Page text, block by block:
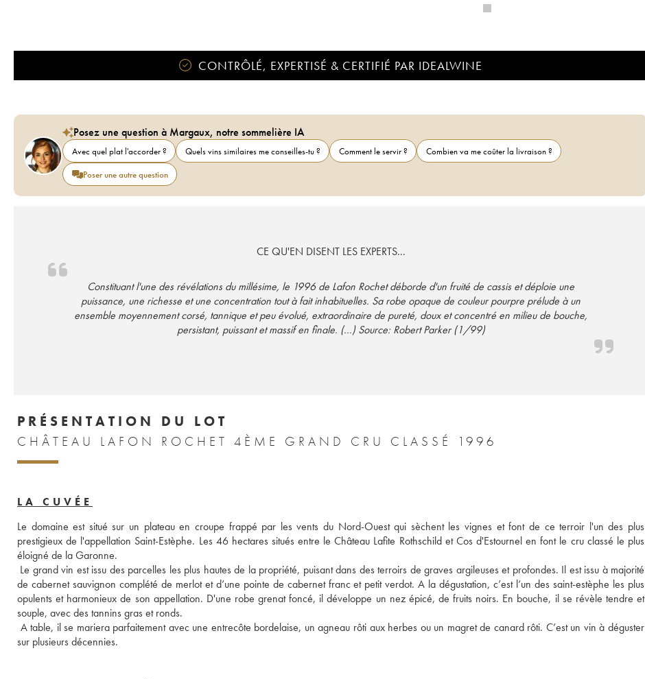
CONTRÔLÉ, EXPERTISÉ & CERTIFIÉ PAR IDEALWINE
Posez une question à Margaux, notre sommelière IA
Avec quel plat l'accorder ? Quels vins similaires me conseilles-tu ? Comment le servir ?
Combien va me coûter la livraison ?
Poser une autre question
CE QU'EN DISENT LES EXPERTS...
Constituant l'une des révélations du millésime, le 1996 de Lafon Rochet déborde d'un fruité de cassis et déploie une
puissance, une richesse et une concentration tout à fait inhabituelles. Sa robe opaque de couleur pourpre prélude à un
ensemble moyennement corsé, tannique et peu évolué, extraordinaire de pureté, doux et concentré en milieu de bouche,
persistant, puissant et massif en finale. (...) Source: Robert Parker (1/99)
PRÉSENTATION DU LOT
CHÂTEAU LAFON ROCHET 4ÈME GRAND CRU CLASSÉ 1996
LA CUVÉE
Le domaine est situé sur un plateau en croupe frappé par les vents du Nord-Ouest qui sèchent les vignes et font de ce terroir l'un des plus
prestigieux de l'appellation Saint-Estèphe. Les 46 hectares situés entre le Château Lafite Rothschild et Cos d'Estournel en font le cru classé le plus
éloigné de la Garonne.
Le grand vin est issu des parcelles les plus hautes de la propriété, puisant dans des terroirs de graves argileuses et profondes. Il est issu à majorité
de cabernet sauvignon complété de merlot et d’une pointe de cabernet franc et petit verdot. A la dégustation, c’est l’un des saint-estèphe les plus
opulents et harmonieux de son appellation. D'une robe grenat foncé, il développe un nez épicé, de fruits noirs. En bouche, il se révèle tendre et
souple, avec des tannins gras et ronds.
A table, il se mariera parfaitement avec une entrecôte bordelaise, un agneau rôti aux herbes ou un magret de canard rôti. C’est un vin à déguster
sur plusieurs décennies.